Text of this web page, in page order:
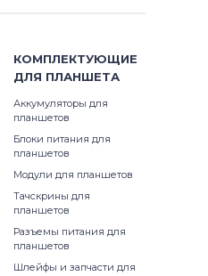
КОМПЛЕКТУЮЩИЕ
ДЛЯ ПЛАНШЕТА
Аккумуляторы для
планшетов
Блоки питания для
планшетов
Модули для планшетов
Тачскрины для
планшетов
Разъемы питания для
планшетов
Шлейфы и запчасти для